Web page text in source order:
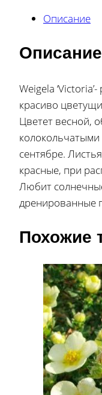
Описание
Описание
Weigela
красиво
Цветет весной,
сентябре.
красные, при
Любит
дренированные
Похожие